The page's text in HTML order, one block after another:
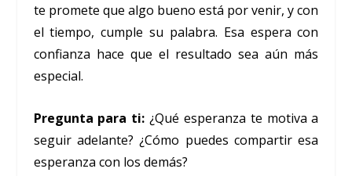
te promete que algo bueno está por venir, y con
el tiempo, cumple su palabra. Esa espera con
confianza hace que el resultado sea aún más
especial.
Pregunta para ti: ¿Qué esperanza te motiva a
seguir adelante? ¿Cómo puedes compartir esa
esperanza con los demás?